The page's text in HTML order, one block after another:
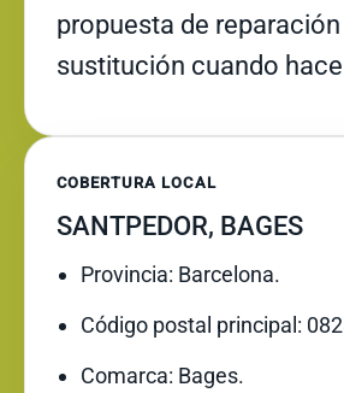
propuesta de
sustitución cuando
COBERTURA LOCAL
SANTPEDOR, BAGES
Provincia: Barcelona.
Código postal principal:
Comarca: Bages.